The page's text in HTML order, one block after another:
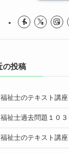
の投稿
祉士のテキスト講座
祉士過去問題１０３
祉士のテキスト講座